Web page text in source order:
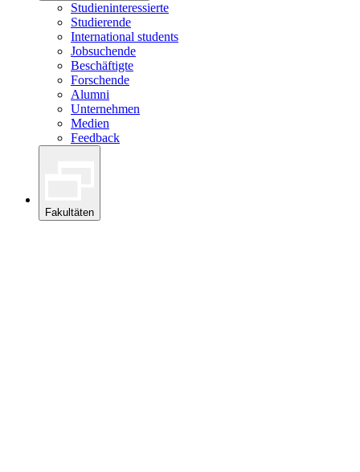
Studieninteressierte
Studierende
International students
Jobsuchende
Beschäftigte
Forschende
Alumni
Unternehmen
Medien
Feedback
Fakultäten